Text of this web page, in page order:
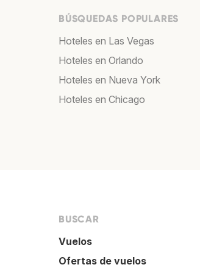
BÚSQUEDAS POPULARES
Hoteles en Las Vegas
Hoteles en Orlando
Hoteles en Nueva York
Hoteles en Chicago
BUSCAR
Vuelos
Ofertas de vuelos